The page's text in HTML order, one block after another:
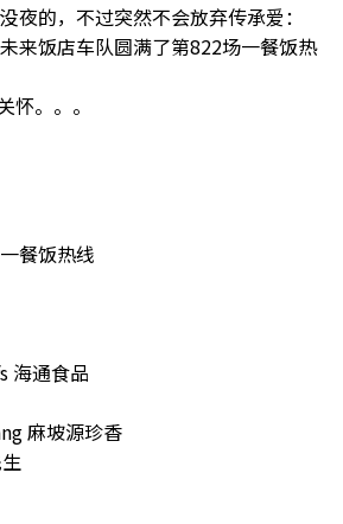
夜的，不过突然不会放弃传承爱：
来饭店车队圆满了第822场一餐饭热
怀。。。
餐饭热线
海通食品
麻坡源珍香